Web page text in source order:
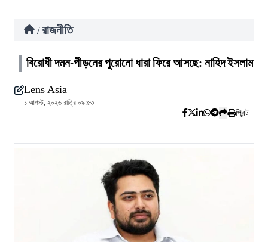
/ রাজনীতি
বিরোধী দমন-পীড়নের পুরোনো ধারা ফিরে আসছে: নাহিদ ইসলাম
Lens Asia
১ আগস্ট, ২০২৬ রাত্রি ০৯:৫৩
প্রিন্ট